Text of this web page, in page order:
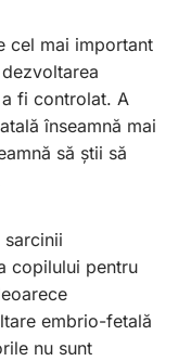
cel mai important
fi controlat. A
înseamnă mai
să știi să
sarcinii
copilului pentru
embrio-fetală
nu sunt